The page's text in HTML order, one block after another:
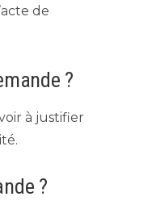
de
?
à justifier
?